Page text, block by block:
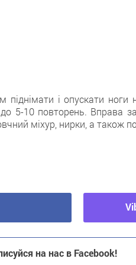
піднімати і опускати
5-10 повторень. Вправа
міхур, нирки, а також
на нас в Facebook!